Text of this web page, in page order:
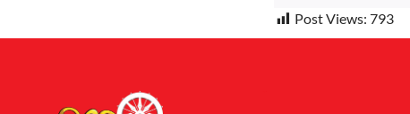
Post Views: 793